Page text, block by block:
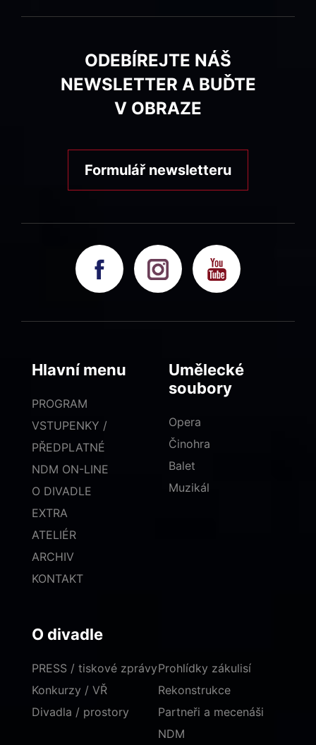
ODEBÍREJTE NÁŠ
NEWSLETTER A BUĎTE
V OBRAZE
Formulář newsletteru
Hlavní menu
PROGRAM
VSTUPENKY /
PŘEDPLATNÉ
NDM ON-LINE
O DIVADLE
EXTRA
ATELIÉR
ARCHIV
KONTAKT
Umělecké
soubory
Opera
Činohra
Balet
Muzikál
O divadle
PRESS / tiskové zprávy
Konkurzy / VŘ
Divadla / prostory
Prohlídky zákulisí
Rekonstrukce
Partneři a mecenáši
NDM